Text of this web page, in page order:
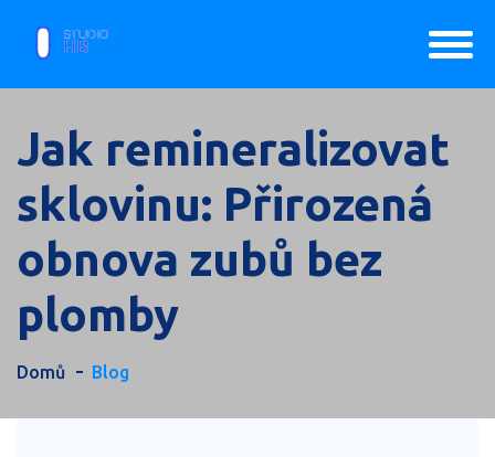
Jak remineralizovat
sklovinu: Přirozená
obnova zubů bez
plomby
Domů Blog